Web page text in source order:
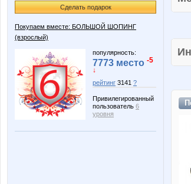
Сделать подарок
Покупаем вместе: БОЛЬШОЙ ШОПИНГ
(взрослый)
популярность:
7773 место -5
↓
рейтинг 3141 ?
Привилегированный
пользователь 6
уровня